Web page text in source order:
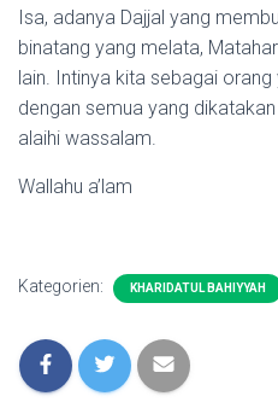
Isa, adanya Dajjal yang
binatang yang melata,
lain. Intinya kita sebagai
dengan semua yang
alaihi wassalam.
Wallahu a’lam
Kategorien: KHARIDATUL BAHIYYAH